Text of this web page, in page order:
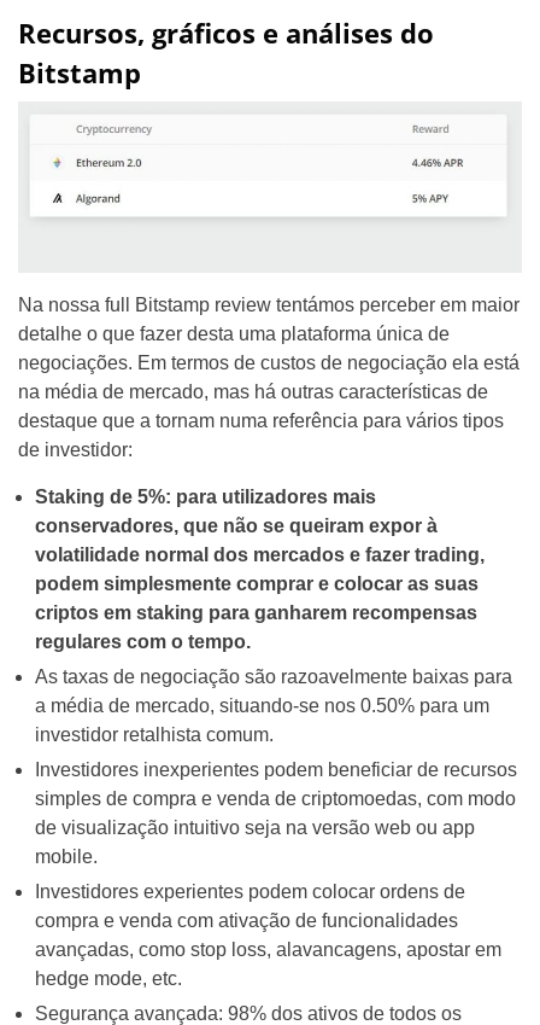
Recursos, gráficos e análises do
Bitstamp
Na nossa full Bitstamp review tentámos perceber em maior
detalhe o que fazer desta uma plataforma única de
negociações. Em termos de custos de negociação ela está
na média de mercado, mas há outras características de
destaque que a tornam numa referência para vários tipos
de investidor:
Staking de 5%: para utilizadores mais
conservadores, que não se queiram expor à
volatilidade normal dos mercados e fazer trading,
podem simplesmente comprar e colocar as suas
criptos em staking para ganharem recompensas
regulares com o tempo.
As taxas de negociação são razoavelmente baixas para
a média de mercado, situando-se nos 0.50% para um
investidor retalhista comum.
Investidores inexperientes podem beneficiar de recursos
simples de compra e venda de criptomoedas, com modo
de visualização intuitivo seja na versão web ou app
mobile.
Investidores experientes podem colocar ordens de
compra e venda com ativação de funcionalidades
avançadas, como stop loss, alavancagens, apostar em
hedge mode, etc.
Segurança avançada: 98% dos ativos de todos os